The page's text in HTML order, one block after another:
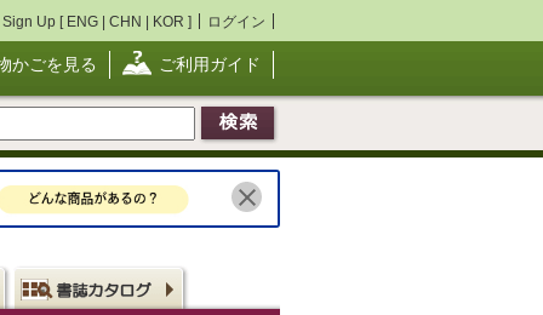
Sign Up [ ENG | CHN | KOR ] ログイン
かごを見る ご利用ガイド